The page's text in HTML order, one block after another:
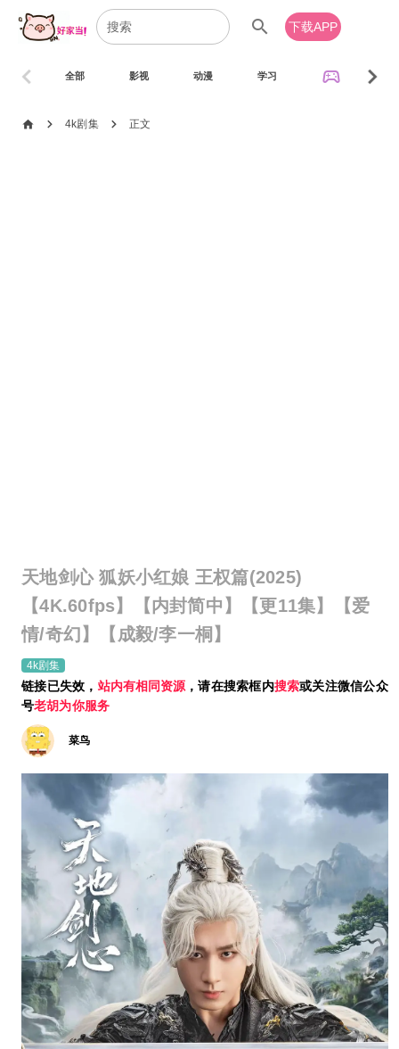
search 下载APP
全部 影视 动漫 学习 sports_esports
chevron_left chevron_right
home chevron_right 4k剧集 chevron_right 正文
天地剑心 狐妖小红娘 王权篇(2025)
【4K.60fps】【内封简中】【更11集】【爱
情/奇幻】【成毅/李一桐】
4k剧集
链接已失效， 站内有相同资源 ，请在搜索框内搜索或关注微信公众
号老胡为你服务
菜鸟